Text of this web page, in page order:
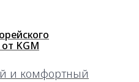
KGM
и комфортный